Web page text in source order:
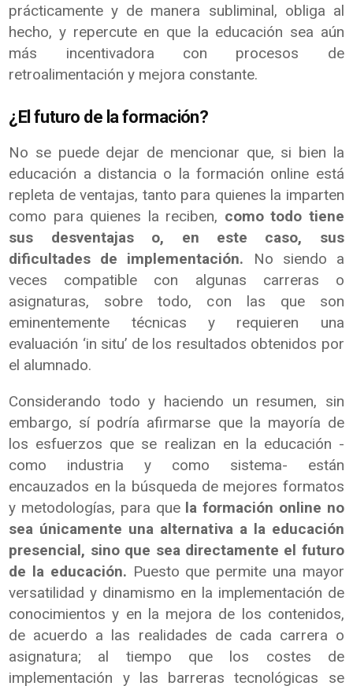
prácticamente y de manera subliminal, obliga al
hecho, y repercute en que la educación sea aún
más incentivadora con procesos de
retroalimentación y mejora constante.
¿El futuro de la formación?
No se puede dejar de mencionar que, si bien la
educación a distancia o la formación online está
repleta de ventajas, tanto para quienes la imparten
como para quienes la reciben, como todo tiene
sus desventajas o, en este caso, sus
dificultades de implementación. No siendo a
veces compatible con algunas carreras o
asignaturas, sobre todo, con las que son
eminentemente técnicas y requieren una
evaluación ‘in situ’ de los resultados obtenidos por
el alumnado.
Considerando todo y haciendo un resumen, sin
embargo, sí podría afirmarse que la mayoría de
los esfuerzos que se realizan en la educación -
como industria y como sistema- están
encauzados en la búsqueda de mejores formatos
y metodologías, para que la formación online no
sea únicamente una alternativa a la educación
presencial, sino que sea directamente el futuro
de la educación. Puesto que permite una mayor
versatilidad y dinamismo en la implementación de
conocimientos y en la mejora de los contenidos,
de acuerdo a las realidades de cada carrera o
asignatura; al tiempo que los costes de
implementación y las barreras tecnológicas se